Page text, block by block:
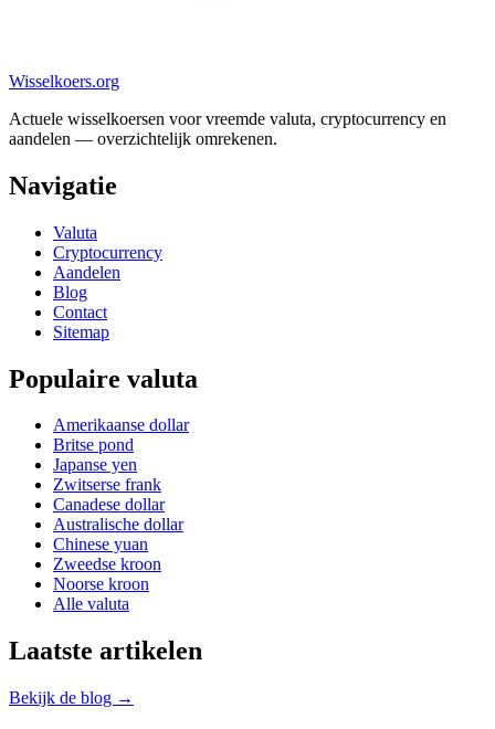
Wisselkoers.org
Actuele wisselkoersen voor vreemde valuta, cryptocurrency en
aandelen — overzichtelijk omrekenen.
Navigatie
Valuta
Cryptocurrency
Aandelen
Blog
Contact
Sitemap
Populaire valuta
Amerikaanse dollar
Britse pond
Japanse yen
Zwitserse frank
Canadese dollar
Australische dollar
Chinese yuan
Zweedse kroon
Noorse kroon
Alle valuta
Laatste artikelen
Bekijk de blog →